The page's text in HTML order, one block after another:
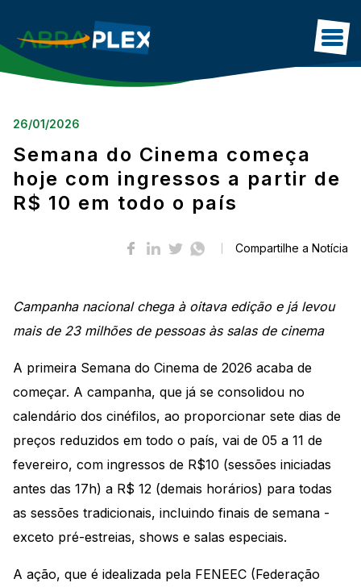
SOBRE
ASSOCIADOS
DADOS DO SETOR
26/01/2026
Semana do Cinema começa
hoje com ingressos a partir de
R$ 10 em todo o país
Compartilhe a Notícia
Campanha nacional chega à oitava edição e já levou
mais de 23 milhões de pessoas às salas de cinema
A primeira Semana do Cinema de 2026 acaba de
começar. A campanha, que já se consolidou no
calendário dos cinéfilos, ao proporcionar sete dias de
preços reduzidos em todo o país, vai de 05 a 11 de
fevereiro, com ingressos de R$10 (sessões iniciadas
antes das 17h) a R$ 12 (demais horários) para todas
as sessões tradicionais, incluindo finais de semana -
exceto pré-estreias, shows e salas especiais.
A ação, que é idealizada pela FENEEC (Federação